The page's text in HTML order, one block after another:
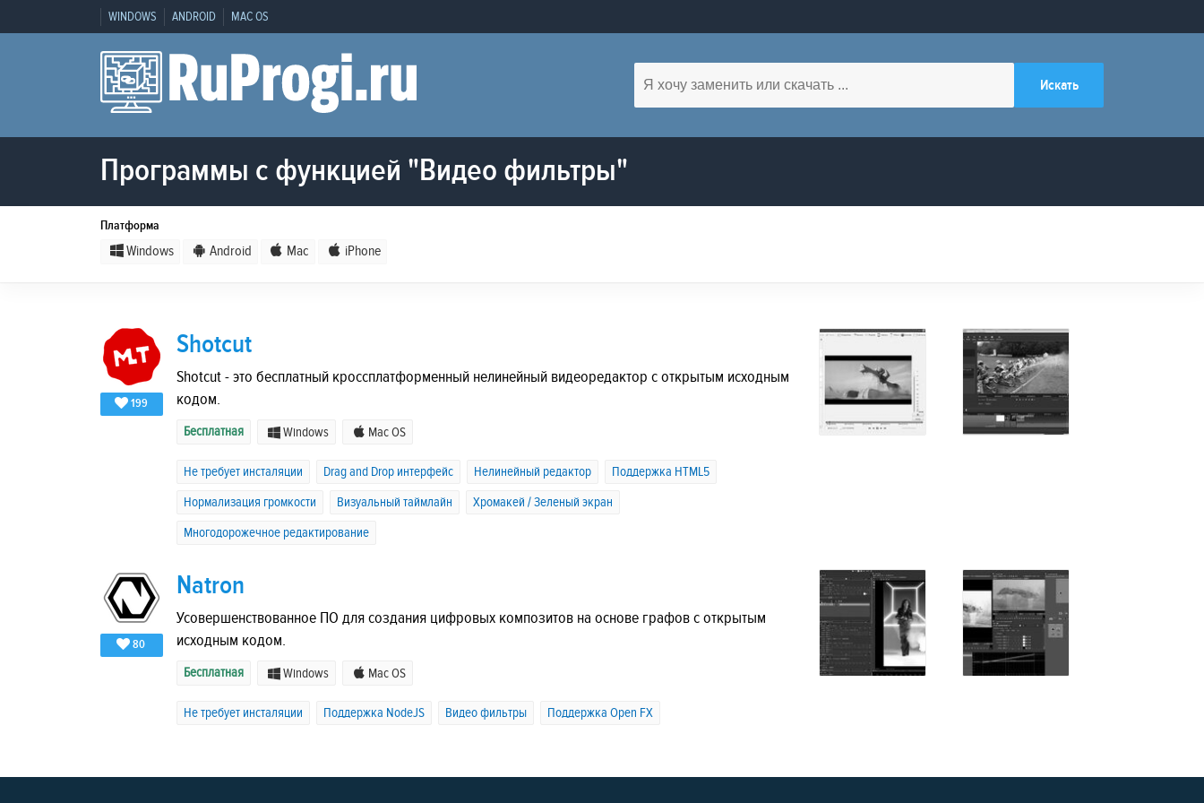
WINDOWS ANDROID MAC OS
Программы с функцией "Видео фильтры"
Платформа
Windows Android Mac iPhone
199
Shotcut
Shotcut - это бесплатный кроссплатформенный нелинейный видеоредактор с открытым исходным
кодом.
Бесплатная Windows Mac OS
Не требует инсталяции Drag and Drop интерфейс Нелинейный редактор
Поддержка HTML5
Нормализация громкости
Визуальный таймлайн
Хромакей / Зеленый экран
Многодорожечное редактирование
80
Natron
Усовершенствованное ПО для создания цифровых композитов на основе графов с открытым
исходным кодом.
Бесплатная Windows Mac OS
Не требует инсталяции Поддержка NodeJS Видео фильтры Поддержка Open FX